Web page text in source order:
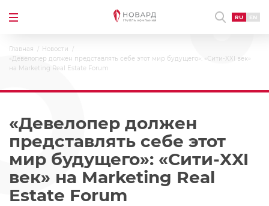
RU EN
Главная
Новости
«Девелопер должен представлять себе этот мир будущего»: «Сити-XXI век»
на Marketing Real Estate Forum
«Девелопер должен
представлять себе этот
мир будущего»: «Сити-XXI
век» на Marketing Real
Estate Forum